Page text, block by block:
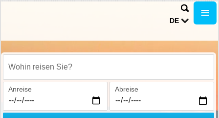
DE
Wohin reisen Sie?
Anreise Abreise